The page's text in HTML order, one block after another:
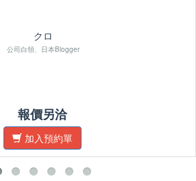
クロ
公司白領、日本Blogger
報價另洽
加入預約單